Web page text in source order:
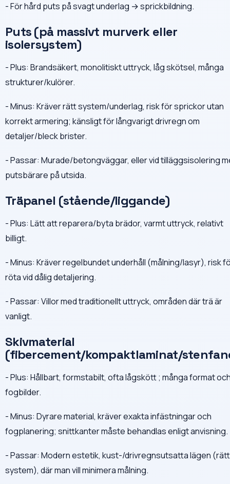
- För hård puts på svagt underlag → sprickbildning.
Puts (på massivt murverk eller
isolersystem)
- Plus: Brandsäkert, monolitiskt uttryck, låg skötsel, många
strukturer/kulörer.
- Minus: Kräver rätt system/underlag, risk för sprickor utan
korrekt armering; känsligt för långvarigt drivregn om
detaljer/bleck brister.
- Passar: Murade/betongväggar, eller vid tilläggsisolering
putsbärare på utsida.
Träpanel (stående/liggande)
- Plus: Lätt att reparera/byta brädor, varmt uttryck, relativt
billigt.
- Minus: Kräver regelbundet underhåll (målning/lasyr), risk
röta vid dålig detaljering.
- Passar: Villor med traditionellt uttryck, områden där trä är
vanligt.
Skivmaterial
(fibercement/kompaktlaminat/
- Plus: Hållbart, formstabilt, ofta lågskött ; många format
fogbilder.
- Minus: Dyrare material, kräver exakta infästningar och
fogplanering; snittkanter måste behandlas enligt anvisning.
- Passar: Modern estetik, kust-/drivregnsutsatta lägen (rätt
system), där man vill minimera målning.